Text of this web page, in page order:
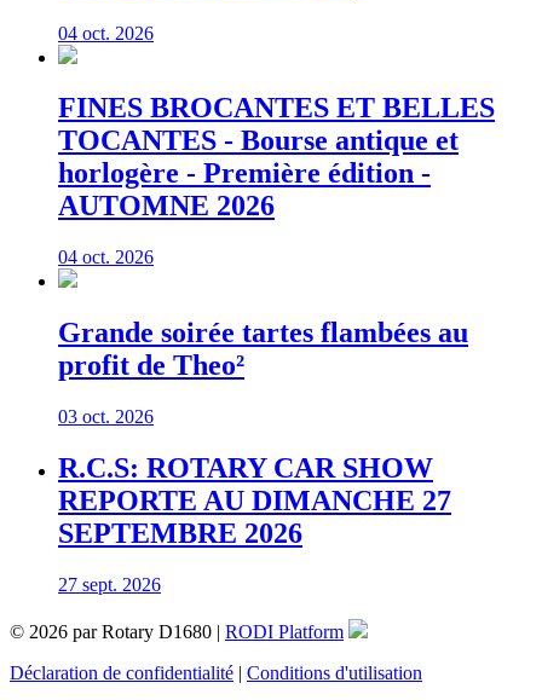
04 oct. 2026
FINES BROCANTES ET BELLES
TOCANTES - Bourse antique et
horlogère - Première édition -
AUTOMNE 2026
04 oct. 2026
Grande soirée tartes flambées au
profit de Theo²
03 oct. 2026
R.C.S: ROTARY CAR SHOW
REPORTE AU DIMANCHE 27
SEPTEMBRE 2026
27 sept. 2026
© 2026 par Rotary D1680 | RODI Platform
Déclaration de confidentialité | Conditions d'utilisation